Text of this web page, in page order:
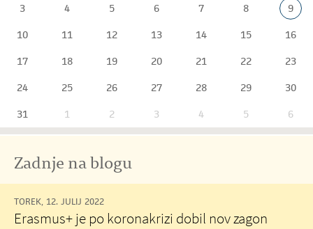
3
4 5 6 7 8
9
10
11 12 13 14 15
16
17
18 19 20 21 22
23
24
25 26 27 28 29
30
31
1 2 3 4 5 6
Zadnje na blogu
TOREK, 12. JULIJ 2022
Erasmus+ je po koronakrizi dobil nov zagon